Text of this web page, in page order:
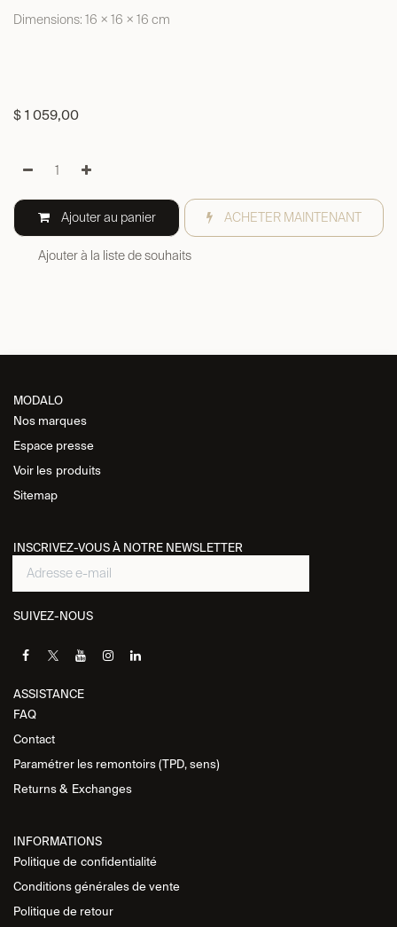
Dimensions: 16 × 16 × 16 cm
$ 1 059,00
Ajouter au panier ACHETER MAINTENANT
Ajouter à la liste de souhaits
MODALO
Nos marques
Espace presse
Voir les produits
Sitemap
INSCRIVEZ-VOUS À NOTRE NEWSLETTER
SUIVEZ-NOUS
ASSISTANCE​
FAQ
Contact
Paramétrer les remontoirs (TPD, sens)
Returns & Exchanges
INFORMATIONS
Politique de confidentialité
Conditions générales de vente
Politique de retour